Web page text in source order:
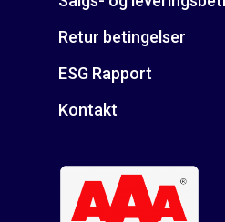
Retur betingelser
ESG Rapport
Kontakt